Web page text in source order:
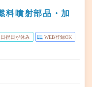
料噴射部品・加
日祝日が休み WEB登録OK